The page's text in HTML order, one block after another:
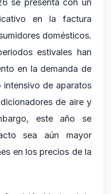
se presenta con un
en la factura
domésticos.
estivales han
en la demanda de
de aparatos
de aire y
este año se
sea aún mayor
en los precios de la